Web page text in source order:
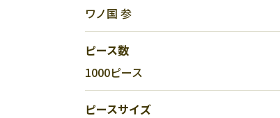
ワノ国 参
ピース数
1000ピース
ピースサイズ